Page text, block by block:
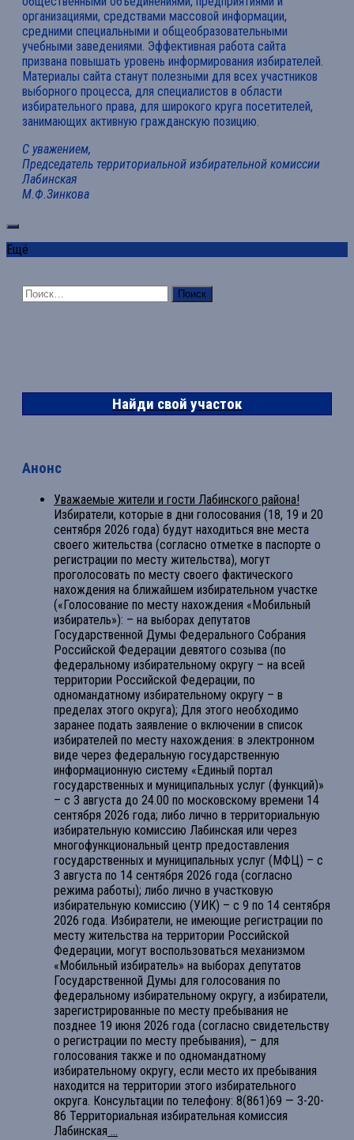
организациями, средствами массовой информации,
средними специальными и общеобразовательными
учебными заведениями. Эффективная работа сайта
призвана повышать уровень информирования избирателей.
Материалы сайта станут полезными для всех участников
выборного процесса, для специалистов в области
избирательного права, для широкого круга посетителей,
занимающих активную гражданскую позицию.
С уважением,
Председатель территориальной избирательной комиссии
Лабинская
М.Ф.Зинкова
Ещё
Найти:
Найди свой участок
Анонс
Уважаемые жители и гости Лабинского района!
Избиратели, которые в дни голосования (18, 19 и 20
сентября 2026 года) будут находиться вне места
своего жительства (согласно отметке в паспорте о
регистрации по месту жительства), могут
проголосовать по месту своего фактического
нахождения на ближайшем избирательном участке
(«Голосование по месту нахождения «Мобильный
избиратель»): – на выборах депутатов
Государственной Думы Федерального Собрания
Российской Федерации девятого созыва (по
федеральному избирательному округу – на всей
территории Российской Федерации, по
одномандатному избирательному округу – в
пределах этого округа); Для этого необходимо
заранее подать заявление о включении в список
избирателей по месту нахождения: в электронном
виде через федеральную государственную
информационную систему «Единый портал
государственных и муниципальных услуг (функций)»
– с 3 августа до 24.00 по московскому времени 14
сентября 2026 года; либо лично в территориальную
избирательную комиссию Лабинская или через
многофункциональный центр предоставления
государственных и муниципальных услуг (МФЦ) – с
3 августа по 14 сентября 2026 года (согласно
режима работы); либо лично в участковую
избирательную комиссию (УИК) – с 9 по 14 сентября
2026 года. Избиратели, не имеющие регистрации по
месту жительства на территории Российской
Федерации, могут воспользоваться механизмом
«Мобильный избиратель» на выборах депутатов
Государственной Думы для голосования по
федеральному избирательному округу, а избиратели,
зарегистрированные по месту пребывания не
позднее 19 июня 2026 года (согласно свидетельству
о регистрации по месту пребывания), – для
голосования также и по одномандатному
избирательному округу, если место их пребывания
находится на территории этого избирательного
округа. Консультации по телефону: 8(861)69 — 3-20-
86 Территориальная избирательная комиссия
Лабинская ...